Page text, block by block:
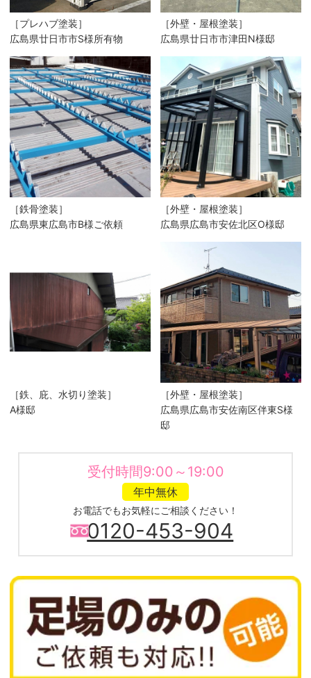
［プレハブ塗装］
広島県廿日市市S様所有物
［外壁・屋根塗装］
広島県廿日市市津田N様邸
［鉄骨塗装］
広島県東広島市B様ご依頼
［外壁・屋根塗装］
広島県広島市安佐北区O様邸
［鉄、庇、水切り塗装］
A様邸
［外壁・屋根塗装］
広島県広島市安佐南区伴東S様
邸
受付時間9:00～19:00
年中無休
お電話でもお気軽にご相談ください！
0120-453-904